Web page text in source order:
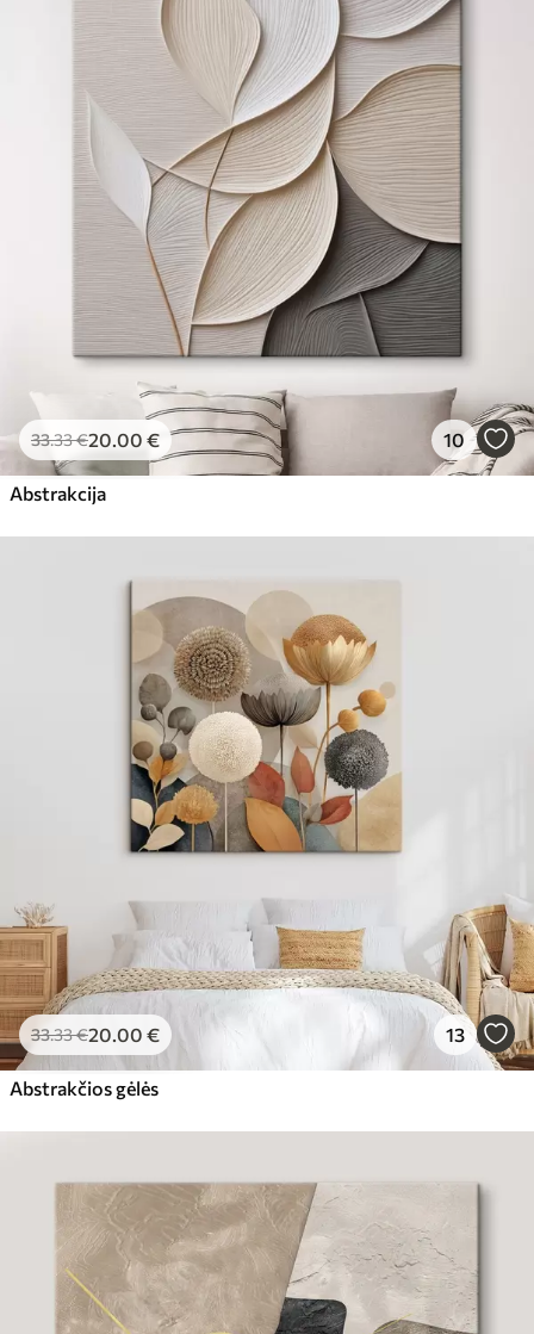
33.33€20.00 € 10
Abstrakcija
33.33€20.00 € 13
Abstrakčios gėlės